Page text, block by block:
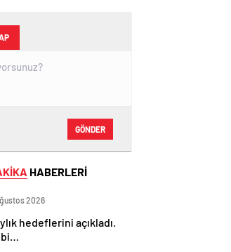
GÖNDER
HABERLERİ
2026
hedeflerini açıkladı.